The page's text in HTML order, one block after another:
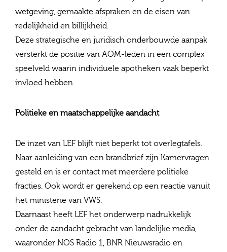
wetgeving, gemaakte afspraken en de eisen van
redelijkheid en billijkheid.
Deze strategische en juridisch onderbouwde aanpak
versterkt de positie van AOM‑leden in een complex
speelveld waarin individuele apotheken vaak beperkt
invloed hebben.
Politieke en maatschappelijke aandacht
De inzet van LEF blijft niet beperkt tot overlegtafels.
Naar aanleiding van een brandbrief zijn Kamervragen
gesteld en is er contact met meerdere politieke
fracties. Ook wordt er gerekend op een reactie vanuit
het ministerie van VWS.
Daarnaast heeft LEF het onderwerp nadrukkelijk
onder de aandacht gebracht van landelijke media,
waaronder NOS Radio 1, BNR Nieuwsradio en